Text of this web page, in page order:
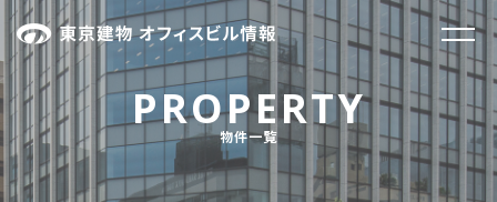
PROPERTY
物件一覧